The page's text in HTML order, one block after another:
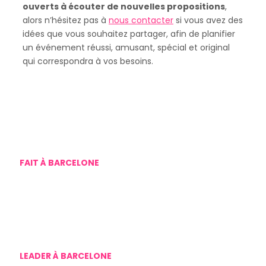
ouverts à écouter de nouvelles propositions,
alors n’hésitez pas à nous contacter si vous avez des
idées que vous souhaitez partager, afin de planifier
un événement réussi, amusant, spécial et original
qui correspondra à vos besoins.
FAIT À BARCELONE
LEADER À BARCELONE